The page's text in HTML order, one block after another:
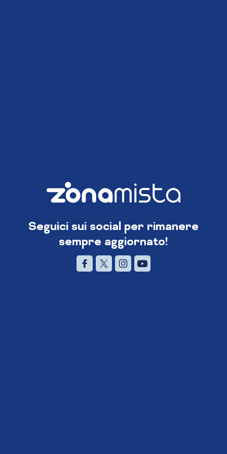
Seguici sui social per rimanere
sempre aggiornato!